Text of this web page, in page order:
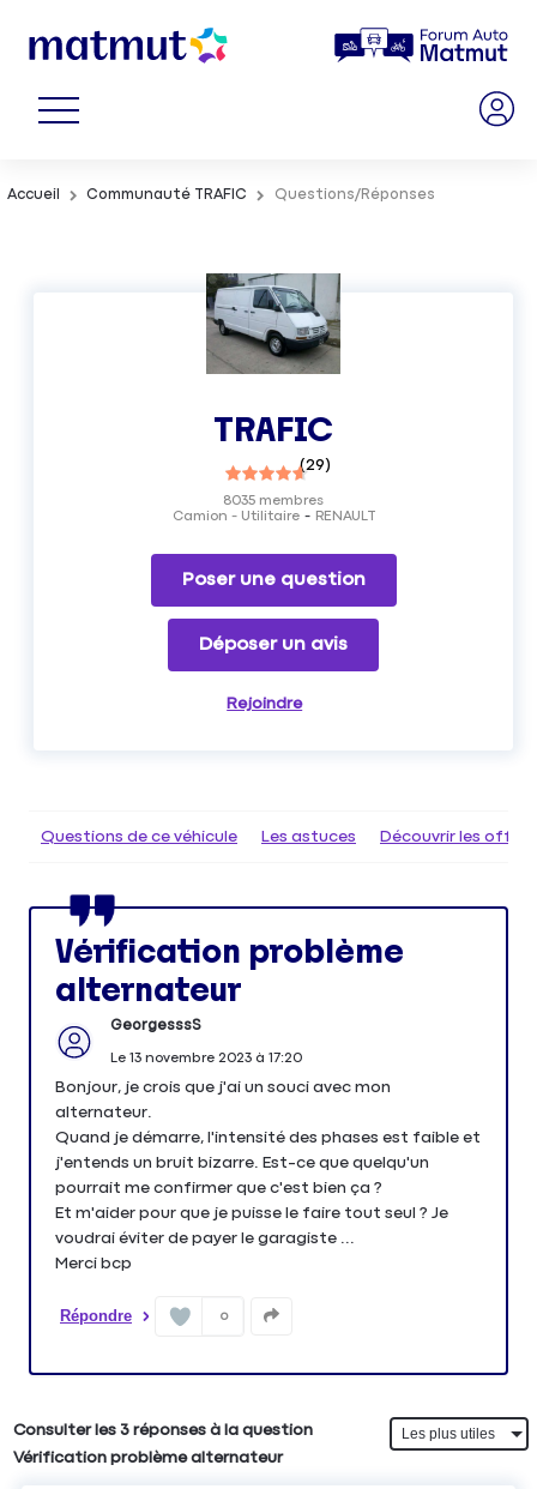
Accueil Communauté TRAFIC Questions/Réponses
TRAFIC
(29)
Camion - Utilitaire RENAULT
8035 membres
Poser une question
Déposer un avis
Rejoindre
Questions de ce véhicule Les astuces Découvrir les
Vérification problème
alternateur
GeorgesssS
Le 13 novembre 2023à 17:20
Bonjour, je crois que j'ai un souci avec mon
alternateur.
Quand je démarre, l'intensité des phases est faible et
j'entends un bruit bizarre. Est-ce que quelqu'un
pourrait me confirmer que c'est bien ça ?
Et m'aider pour que je puisse le faire tout seul ? Je
voudrai éviter de payer le garagiste ...
Merci bcp
Répondre 0
Consulter les 3 réponses à la question
Vérification problème alternateur